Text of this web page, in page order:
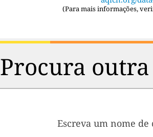
(Para mais informações,
Procura
Escreva um nome de